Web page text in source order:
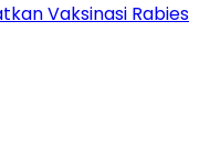
Vaksinasi Rabies